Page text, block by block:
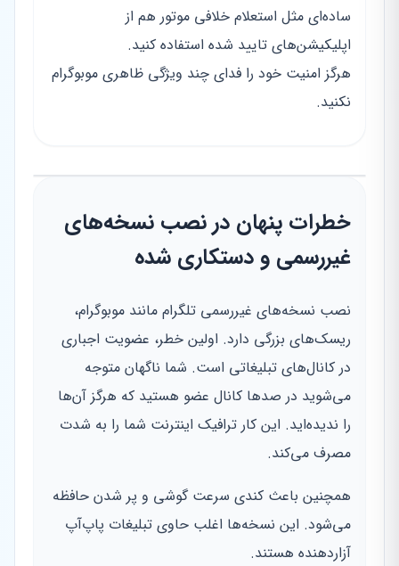
ساده‌ای مثل استعلام خلافی موتور هم از
اپلیکیشن‌های تایید شده استفاده کنید.
هرگز امنیت خود را فدای چند ویژگی ظاهری موبوگرام
نکنید.
خطرات پنهان در نصب نسخه‌های
غیررسمی و دستکاری شده
نصب نسخه‌های غیررسمی تلگرام مانند موبوگرام،
ریسک‌های بزرگی دارد. اولین خطر، عضویت اجباری
در کانال‌های تبلیغاتی است. شما ناگهان متوجه
می‌شوید در صدها کانال عضو هستید که هرگز آن‌ها
را ندیده‌اید. این کار ترافیک اینترنت شما را به شدت
مصرف می‌کند.
همچنین باعث کندی سرعت گوشی و پر شدن حافظه
می‌شود. این نسخه‌ها اغلب حاوی تبلیغات پاپ‌آپ
آزاردهنده هستند.